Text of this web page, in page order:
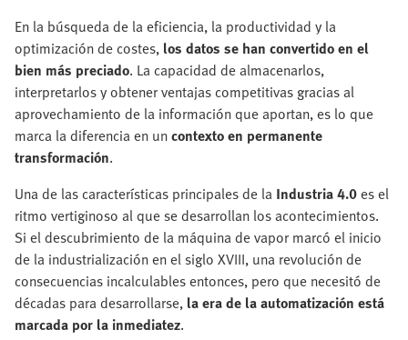
En la búsqueda de la eficiencia, la productividad y la
optimización de costes, los datos se han convertido en el
bien más preciado. La capacidad de almacenarlos,
interpretarlos y obtener ventajas competitivas gracias al
aprovechamiento de la información que aportan, es lo que
marca la diferencia en uncontexto en permanente
transformación.
Una de las características principales de la Industria 4.0es el
ritmo vertiginoso al que se desarrollan los acontecimientos.
Si el descubrimiento de la máquina de vapor marcó el inicio
de la industrialización en el siglo XVIII, una revolución de
consecuencias incalculables entonces, pero que necesitó de
décadas para desarrollarse, la era de la automatización está
marcada por la inmediatez.